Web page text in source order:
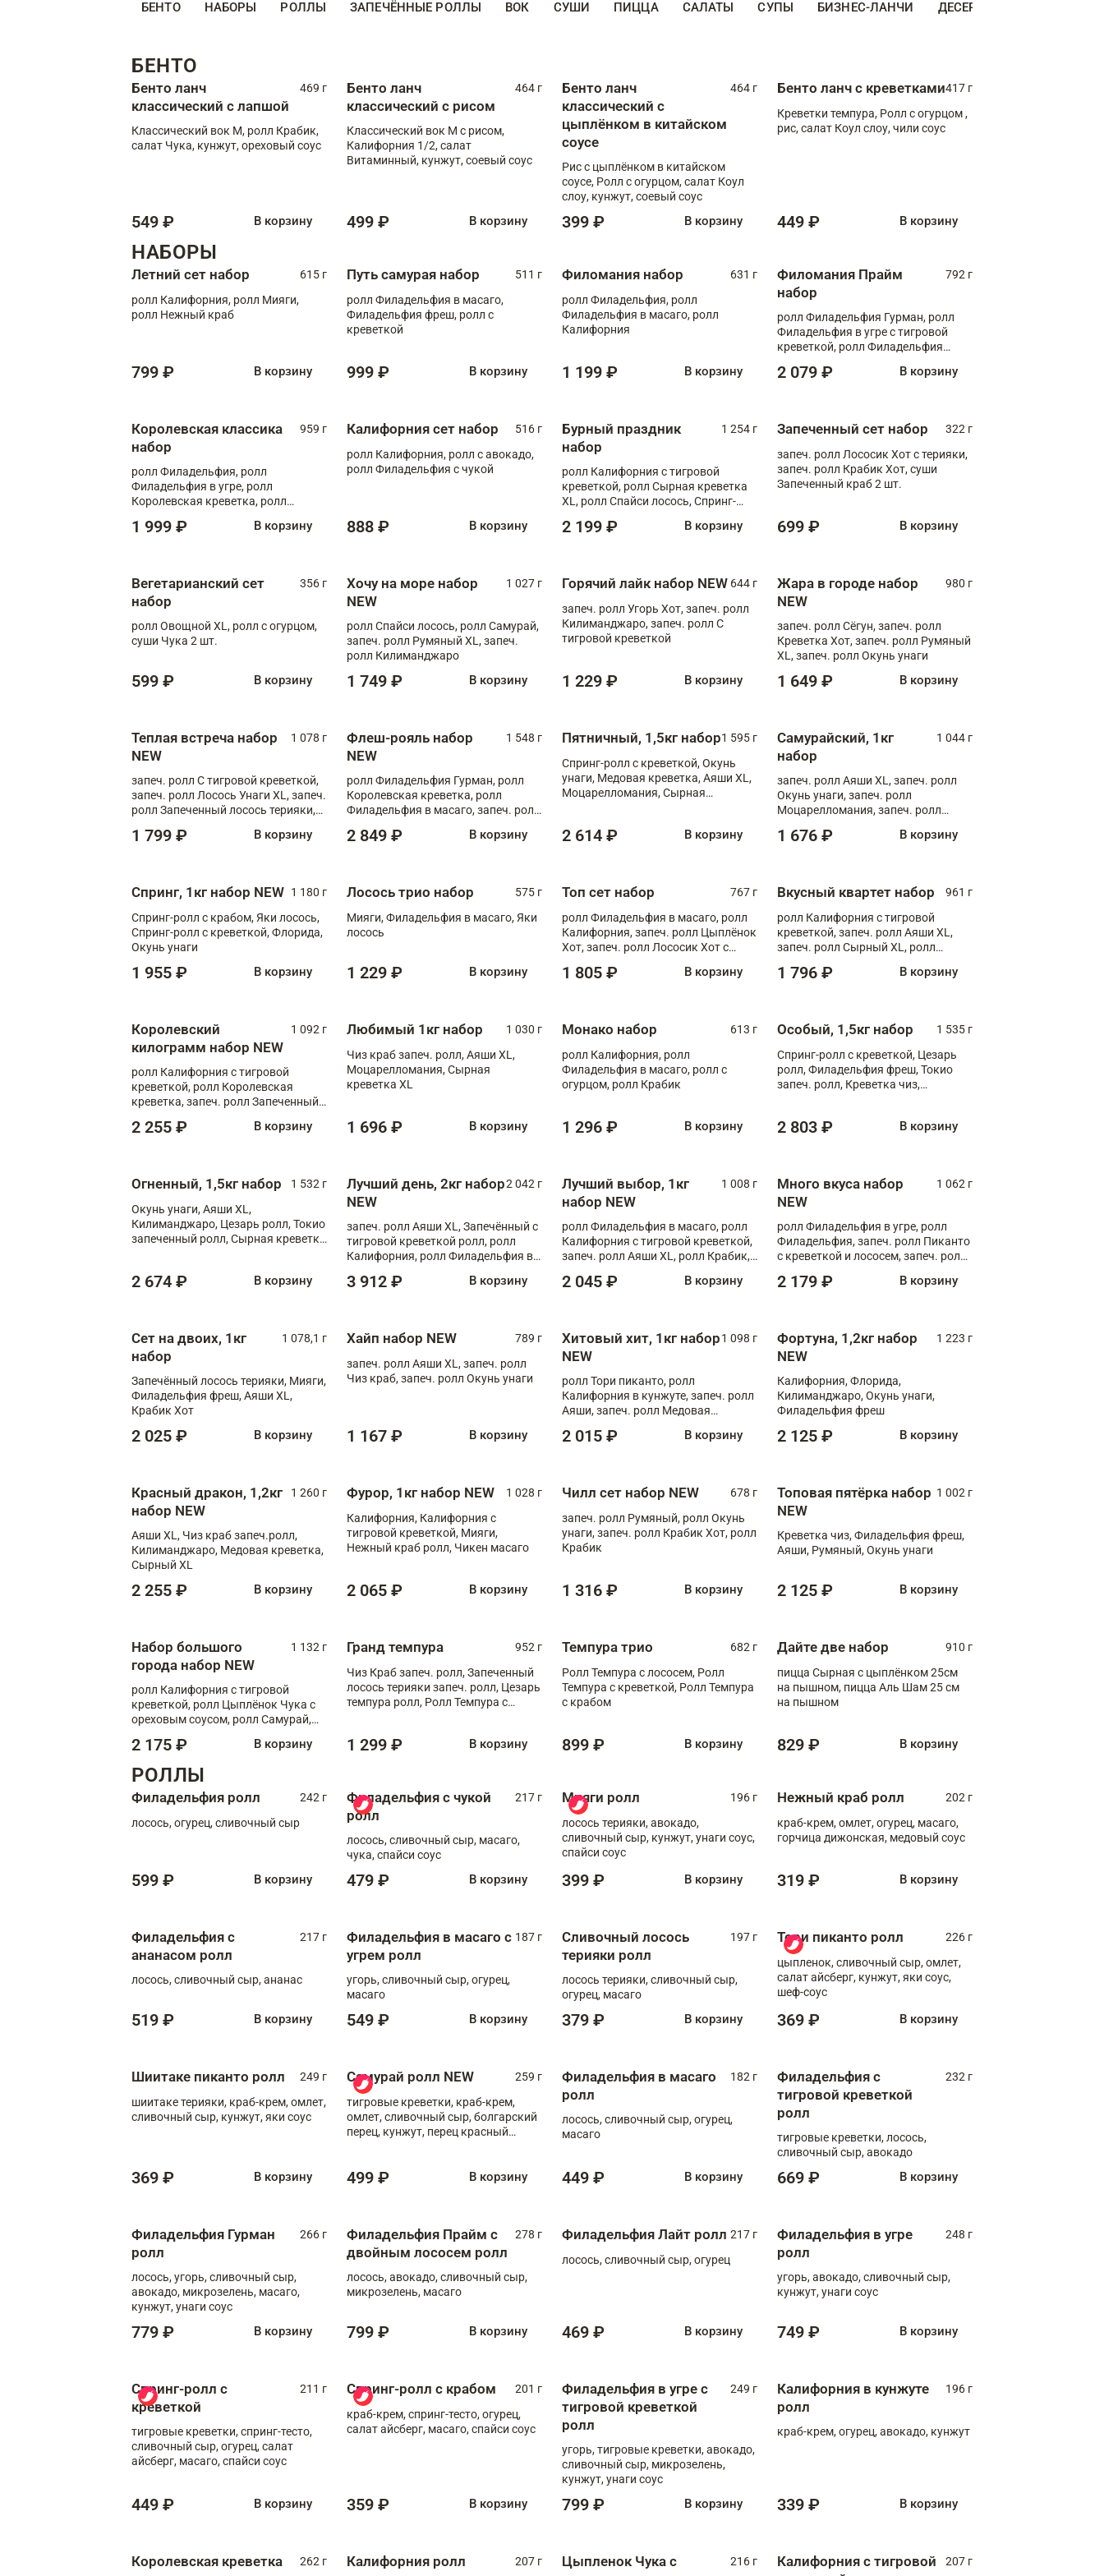
БЕНТО НАБОРЫ РОЛЛЫ ЗАПЕЧЁННЫЕ РОЛЛЫ ВОК СУШИ ПИЦЦА САЛАТЫ СУПЫ БИЗНЕС-ЛАНЧИ ДЕСЕРТЫ
БЕНТО
Бенто ланч
классический с лапшой
469 г
Классический вок М, ролл Крабик,
салат Чука, кунжут, ореховый соус
549 ₽ В корзину
Бенто ланч
классический с рисом
464 г
Классический вок М с рисом,
Калифорния 1/2, салат
Витаминный, кунжут, соевый соус
499 ₽ В корзину
Бенто ланч
классический с
цыплёнком в китайском
соусе
464 г
Рис с цыплёнком в китайском
соусе, Ролл с огурцом, салат Коул
слоу, кунжут, соевый соус
399 ₽ В корзину
Бенто ланч с креветками417 г
Креветки темпура, Ролл с огурцом ,
рис, салат Коул слоу, чили соус
449 ₽ В корзину
НАБОРЫ
Летний сет набор
615 г
ролл Калифорния, ролл Мияги,
ролл Нежный краб
799 ₽ В корзину
Путь самурая набор
511 г
ролл Филадельфия в масаго,
Филадельфия фреш, ролл с
креветкой
999 ₽ В корзину
Филомания набор
631 г
ролл Филадельфия, ролл
Филадельфия в масаго, ролл
Калифорния
1 199 ₽ В корзину
Филомания Прайм
набор
792 г
ролл Филадельфия Гурман, ролл
Филадельфия в угре с тигровой
креветкой, ролл Филадельфия
2 079 ₽ В корзину
Королевская классика
набор
959 г
ролл Филадельфия, ролл
Филадельфия в угре, ролл
Королевская креветка, ролл
1 999 ₽ В корзину
Калифорния сет набор
516 г
ролл Калифорния, ролл с авокадо,
ролл Филадельфия с чукой
888 ₽ В корзину
Бурный праздник
набор
1 254 г
ролл Калифорния с тигровой
креветкой, ролл Сырная креветка
XL, ролл Спайси лосось, Спринг-
Медовая креветка
2 199 ₽ В корзину
Запеченный сет набор
322 г
запеч. ролл Лососик Хот с терияки,
запеч. ролл Крабик Хот, суши
Запеченный краб 2 шт.
699 ₽ В корзину
Вегетарианский сет
набор
356 г
ролл Овощной XL, ролл с огурцом,
суши Чука 2 шт.
599 ₽ В корзину
Хочу на море набор
NEW
1 027 г
ролл Спайси лосось, ролл Самурай,
запеч. ролл Румяный XL, запеч.
ролл Килиманджаро
1 749 ₽ В корзину
Горячий лайк набор NEW 644 г
запеч. ролл Угорь Хот, запеч. ролл
Килиманджаро, запеч. ролл С
тигровой креветкой
1 229 ₽ В корзину
Жара в городе набор
NEW
980 г
запеч. ролл Сёгун, запеч. ролл
Креветка Хот, запеч. ролл Румяный
XL, запеч. ролл Окунь унаги
1 649 ₽ В корзину
Теплая встреча набор
NEW
1 078 г
запеч. ролл С тигровой креветкой,
запеч. ролл Лосось Унаги XL, запеч.
ролл Запеченный лосось терияки,
1 799 ₽ В корзину
Флеш-рояль набор
NEW
1 548 г
ролл Филадельфия Гурман, ролл
Королевская креветка, ролл
Филадельфия в масаго, запеч. ролл
Тигровая креветка с моцареллой,
2 849 ₽ В корзину
Пятничный, 1,5кг набор1 595 г
Спринг-ролл с креветкой, Окунь
унаги, Медовая креветка, Аяши XL,
Моцарелломания, Сырная
2 614 ₽ В корзину
Самурайский, 1кг
набор
1 044 г
запеч. ролл Аяши XL, запеч. ролл
Окунь унаги, запеч. ролл
Моцарелломания, запеч. ролл
1 676 ₽ В корзину
Спринг, 1кг набор NEW 1 180 г
Спринг-ролл с крабом, Яки лосось,
Спринг-ролл с креветкой, Флорида,
Окунь унаги
1 955 ₽ В корзину
Лосось трио набор
575 г
Мияги, Филадельфия в масаго, Яки
лосось
1 229 ₽ В корзину
Топ сет набор
767 г
ролл Филадельфия в масаго, ролл
Калифорния, запеч. ролл Цыплёнок
Хот, запеч. ролл Лососик Хот с
1 805 ₽ В корзину
Вкусный квартет набор
961 г
ролл Калифорния с тигровой
креветкой, запеч. ролл Аяши XL,
запеч. ролл Сырный XL, ролл
1 796 ₽ В корзину
Королевский
килограмм набор NEW
1 092 г
ролл Калифорния с тигровой
креветкой, ролл Королевская
креветка, запеч. ролл Запеченный
XL, запеч. ролл Крабик Хот
2 255 ₽ В корзину
Любимый 1кг набор
1 030 г
Чиз краб запеч. ролл, Аяши XL,
Моцарелломания, Сырная
креветка XL
1 696 ₽ В корзину
Монако набор
613 г
ролл Калифорния, ролл
Филадельфия в масаго, ролл с
огурцом, ролл Крабик
1 296 ₽ В корзину
Особый, 1,5кг набор
1 535 г
Спринг-ролл с креветкой, Цезарь
ролл, Филадельфия фреш, Токио
запеч. ролл, Креветка чиз,
2 803 ₽ В корзину
Огненный, 1,5кг набор
1 532 г
Окунь унаги, Аяши XL,
Килиманджаро, Цезарь ролл, Токио
запеченный ролл, Сырная креветка
2 674 ₽ В корзину
Лучший день, 2кг набор
NEW
2 042 г
запеч. ролл Аяши XL, Запечённый с
тигровой креветкой ролл, ролл
Калифорния, ролл Филадельфия в
запеч. ролл Моцарелломания, ролл
3 912 ₽ В корзину
Лучший выбор, 1кг
набор NEW
1 008 г
ролл Филадельфия в масаго, ролл
Калифорния с тигровой креветкой,
запеч. ролл Аяши XL, ролл Крабик,
2 045 ₽ В корзину
Много вкуса набор
NEW
1 062 г
ролл Филадельфия в угре, ролл
Филадельфия, запеч. ролл Пиканто
с креветкой и лососем, запеч. ролл
2 179 ₽ В корзину
Сет на двоих, 1кг
набор
1 078,1 г
Запечённый лосось терияки, Мияги,
Филадельфия фреш, Аяши XL,
Крабик Хот
2 025 ₽ В корзину
Хайп набор NEW
789 г
запеч. ролл Аяши XL, запеч. ролл
Чиз краб, запеч. ролл Окунь унаги
1 167 ₽ В корзину
Хитовый хит, 1кг набор
NEW
1 098 г
ролл Тори пиканто, ролл
Калифорния в кунжуте, запеч. ролл
Аяши, запеч. ролл Медовая
чукой
2 015 ₽ В корзину
Фортуна, 1,2кг набор
NEW
1 223 г
Калифорния, Флорида,
Килиманджаро, Окунь унаги,
Филадельфия фреш
2 125 ₽ В корзину
Красный дракон, 1,2кг
набор NEW
1 260 г
Аяши XL, Чиз краб запеч.ролл,
Килиманджаро, Медовая креветка,
Сырный XL
2 255 ₽ В корзину
Фурор, 1кг набор NEW
1 028 г
Калифорния, Калифорния с
тигровой креветкой, Мияги,
Нежный краб ролл, Чикен масаго
2 065 ₽ В корзину
Чилл сет набор NEW
678 г
запеч. ролл Румяный, ролл Окунь
унаги, запеч. ролл Крабик Хот, ролл
Крабик
1 316 ₽ В корзину
Топовая пятёрка набор
NEW
1 002 г
Креветка чиз, Филадельфия фреш,
Аяши, Румяный, Окунь унаги
2 125 ₽ В корзину
Набор большого
города набор NEW
1 132 г
ролл Калифорния с тигровой
креветкой, ролл Цыплёнок Чука с
ореховым соусом, ролл Самурай,
ролл с крабом
2 175 ₽ В корзину
Гранд темпура
952 г
Чиз Краб запеч. ролл, Запеченный
лосось терияки запеч. ролл, Цезарь
темпура ролл, Ролл Темпура с
1 299 ₽ В корзину
Темпура трио
682 г
Ролл Темпура с лососем, Ролл
Темпура с креветкой, Ролл Темпура
с крабом
899 ₽ В корзину
Дайте две набор
910 г
пицца Сырная с цыплёнком 25см
на пышном, пицца Аль Шам 25 см
на пышном
829 ₽ В корзину
РОЛЛЫ
Филадельфия ролл
242 г
лосось, огурец, сливочный сыр
599 ₽ В корзину
Филадельфия с чукой
ролл
217 г
лосось, сливочный сыр, масаго,
чука, спайси соус
479 ₽ В корзину
Мияги ролл
196 г
лосось терияки, авокадо,
сливочный сыр, кунжут, унаги соус,
спайси соус
399 ₽ В корзину
Нежный краб ролл
202 г
краб-крем, омлет, огурец, масаго,
горчица дижонская, медовый соус
319 ₽ В корзину
Филадельфия с
ананасом ролл
217 г
лосось, сливочный сыр, ананас
519 ₽ В корзину
Филадельфия в масаго с
угрем ролл
187 г
угорь, сливочный сыр, огурец,
масаго
549 ₽ В корзину
Сливочный лосось
терияки ролл
197 г
лосось терияки, сливочный сыр,
огурец, масаго
379 ₽ В корзину
Тори пиканто ролл
226 г
цыпленок, сливочный сыр, омлет,
салат айсберг, кунжут, яки соус,
шеф-соус
369 ₽ В корзину
Шиитаке пиканто ролл
249 г
шиитаке терияки, краб-крем, омлет,
сливочный сыр, кунжут, яки соус
369 ₽ В корзину
Самурай ролл NEW
259 г
тигровые креветки, краб-крем,
омлет, сливочный сыр, болгарский
перец, кунжут, перец красный
499 ₽ В корзину
Филадельфия в масаго
ролл
182 г
лосось, сливочный сыр, огурец,
масаго
449 ₽ В корзину
Филадельфия с
тигровой креветкой
ролл
232 г
тигровые креветки, лосось,
сливочный сыр, авокадо
669 ₽ В корзину
Филадельфия Гурман
ролл
266 г
лосось, угорь, сливочный сыр,
авокадо, микрозелень, масаго,
кунжут, унаги соус
779 ₽ В корзину
Филадельфия Прайм с
двойным лососем ролл
278 г
лосось, авокадо, сливочный сыр,
микрозелень, масаго
799 ₽ В корзину
Филадельфия Лайт ролл 217 г
лосось, сливочный сыр, огурец
469 ₽ В корзину
Филадельфия в угре
ролл
248 г
угорь, авокадо, сливочный сыр,
кунжут, унаги соус
749 ₽ В корзину
Спринг-ролл с
креветкой
211 г
тигровые креветки, спринг-тесто,
сливочный сыр, огурец, салат
айсберг, масаго, спайси соус
449 ₽ В корзину
Спринг-ролл с крабом
201 г
краб-крем, спринг-тесто, огурец,
салат айсберг, масаго, спайси соус
359 ₽ В корзину
Филадельфия в угре с
тигровой креветкой
ролл
249 г
угорь, тигровые креветки, авокадо,
сливочный сыр, микрозелень,
кунжут, унаги соус
799 ₽ В корзину
Калифорния в кунжуте
ролл
196 г
краб-крем, огурец, авокадо, кунжут
339 ₽ В корзину
Королевская креветка
262 г Калифорния ролл 207 г
Цыпленок Чука с
216 г
Калифорния с тигровой
207 г